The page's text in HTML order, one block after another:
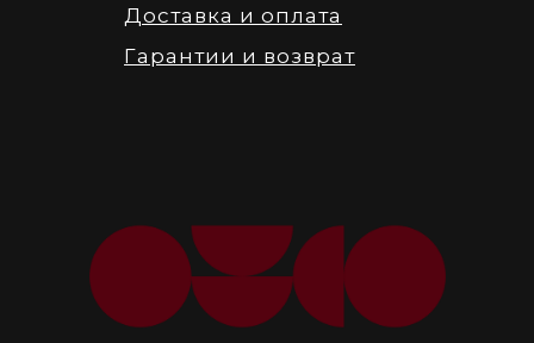
Доставка и оплата
Гарантии и возврат